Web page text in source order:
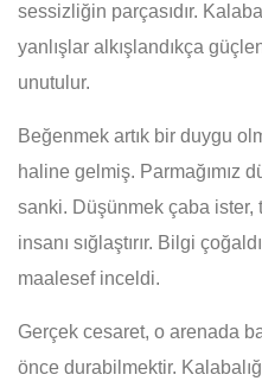
sessizliğin parçasıdır.
yanlışlar alkışlandıkça
unutulur.
Beğenmek artık bir duygu
haline gelmiş. Parmağımız
sanki. Düşünmek çaba ister,
insanı sığlaştırır. Bilgi
maalesef inceldi.
Gerçek cesaret, o arenada
önce durabilmektir.